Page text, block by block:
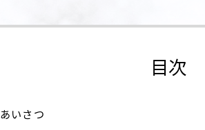
目次
あいさつ